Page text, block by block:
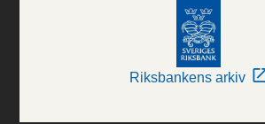
Riksbankens arkiv